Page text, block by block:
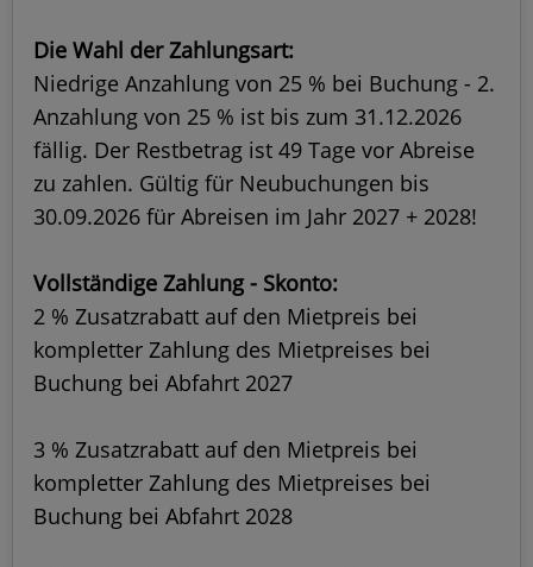
Die Wahl der Zahlungsart:
Niedrige Anzahlung von 25 % bei Buchung - 2.
Anzahlung von 25 % ist bis zum 31.12.2026
fällig. Der Restbetrag ist 49 Tage vor Abreise
zu zahlen. Gültig für Neubuchungen bis
30.09.2026 für Abreisen im Jahr 2027 + 2028!
Vollständige Zahlung - Skonto:
2 % Zusatzrabatt auf den Mietpreis bei
kompletter Zahlung des Mietpreises bei
Buchung bei Abfahrt 2027
3 % Zusatzrabatt auf den Mietpreis bei
kompletter Zahlung des Mietpreises bei
Buchung bei Abfahrt 2028